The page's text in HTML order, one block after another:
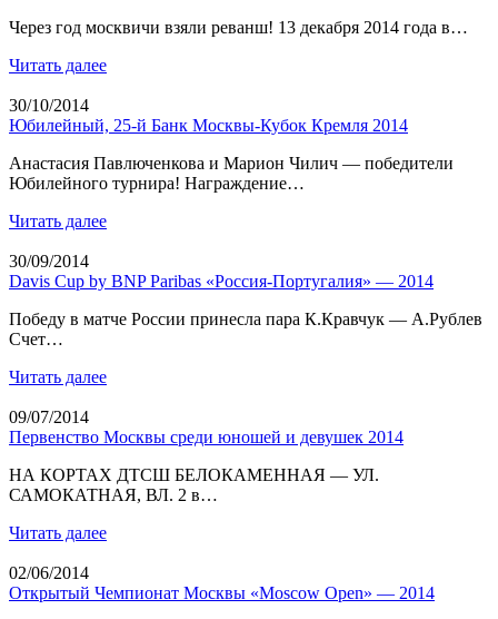
Через год москвичи взяли реванш! 13 декабря 2014 года в…
Читать далее
30/10/2014
Юбилейный, 25-й Банк Москвы-Кубок Кремля 2014
Анастасия Павлюченкова и Марион Чилич — победители
Юбилейного турнира! Награждение…
Читать далее
30/09/2014
Davis Cup by BNP Paribas «Россия-Португалия» — 2014
Победу в матче России принесла пара К.Кравчук — А.Рублев
Счет…
Читать далее
09/07/2014
Первенство Москвы среди юношей и девушек 2014
НА КОРТАХ ДТСШ БЕЛОКАМЕННАЯ — УЛ.
САМОКАТНАЯ, ВЛ. 2 в…
Читать далее
02/06/2014
Открытый Чемпионат Москвы «Moscow Open» — 2014